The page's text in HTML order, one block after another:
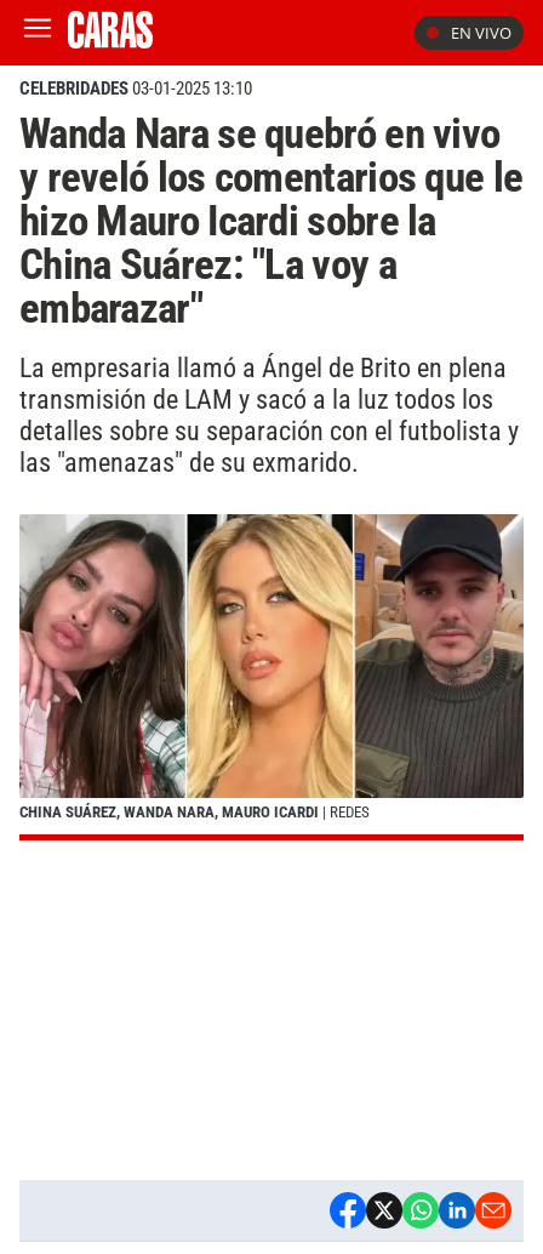
EN VIVO
CELEBRIDADES03-01-2025 13:10
Wanda Nara se quebró en vivo
y reveló los comentarios que le
hizo Mauro Icardi sobre la
China Suárez: "La voy a
embarazar"
La empresaria llamó a Ángel de Brito en plena
transmisión de LAM y sacó a la luz todos los
detalles sobre su separación con el futbolista y
las "amenazas" de su exmarido.
CHINA SUÁREZ, WANDA NARA, MAURO ICARDI | REDES